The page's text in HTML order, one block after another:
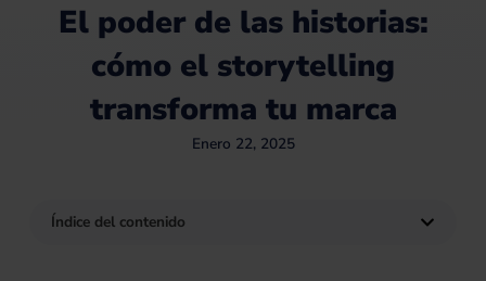
El poder de las historias:
cómo el storytelling
transforma tu marca
Enero 22, 2025
Índice del contenido